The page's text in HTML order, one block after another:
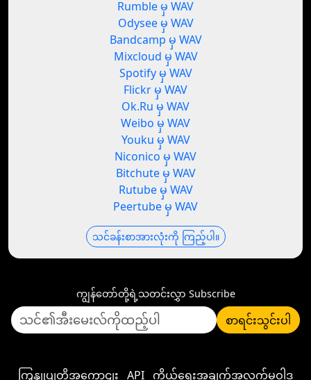
Rumble မှ WAV
Odysee မှ WAV
Bandcamp မှ WAV
Mixcloud မှ WAV
Spotify မှ WAV
Flickr မှ WAV
Ok.Ru မှ WAV
Weibo မှ WAV
Youku မှ WAV
Niconico မှ WAV
Bitchute မှ WAV
Rutube မှ WAV
Peertube မှ WAV
သင်ခန်းစာအားလုံးကို ကြည့်ပါ။
ကျွန်တော်တို့ရဲ့သတင်းလွှာ Subscribe
စာရင်းသွင်းပါ
ကြှနျုပျတို့အကွောငျး API ကိုယ်ရေးအချက်အလက်မူဝါဒ